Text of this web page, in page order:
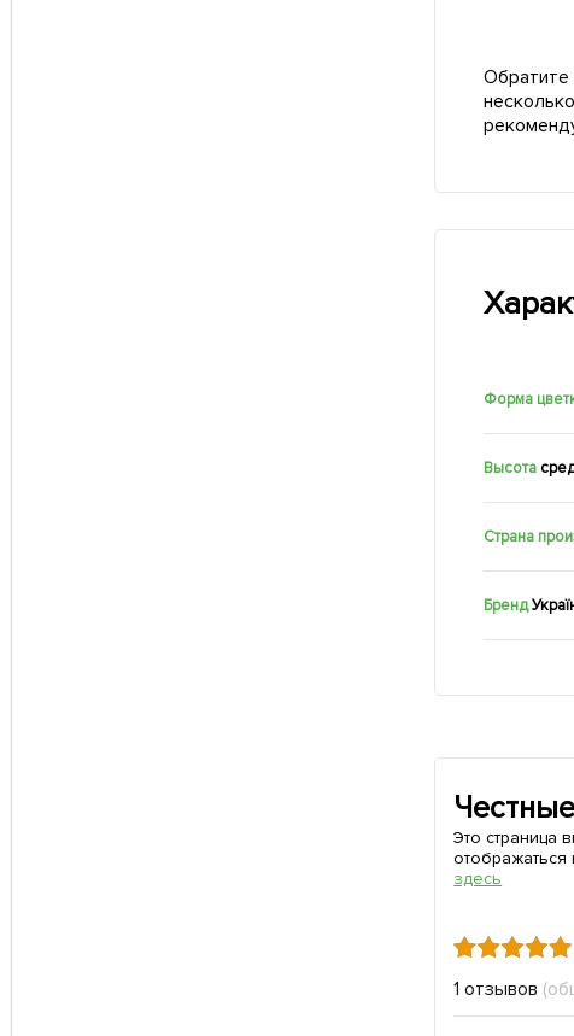
Обратите
Форма
Высота
Страна
Бренд
Это страница
здесь
1 отзывов